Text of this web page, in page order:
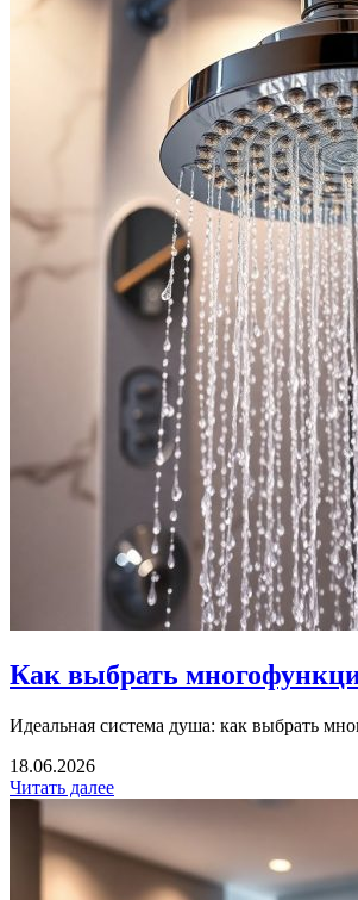
Как выбрать
Идеальная система душа: как выбрать
18.06.2026
Читать далее